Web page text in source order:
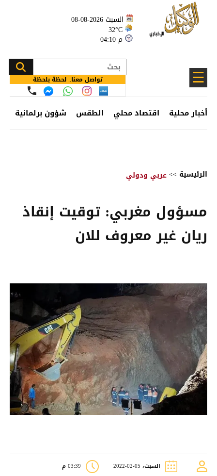
السبت 2026-08-08
32°C
04:10 م
☰ تواصل معنا.. لحظة بلحظة
أخبار محلية اقتصاد محلي الطقس شؤون برلمانية
الرئيسية >>عربي ودولي
مسؤول مغربي: توقيت إنقاذ
ريان غير معروف للان
السبت، 05-02-2022 03:39 م